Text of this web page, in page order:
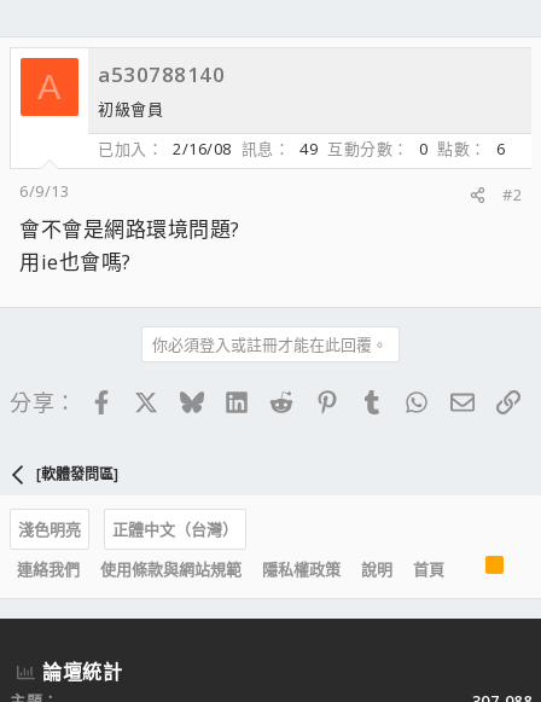
A a530788140
初級會員
已加入
2/16/08 訊息 49 互動分數 0 點數
6
6/9/13
#2
會不會是網路環境問題?
用ie也會嗎?
你必須登入或註冊才能在此回覆。
分享： FacebookBlueskyLinkedIn
Reddit PinterestTumblrWhatsApp
電子
[軟體發問區]
淺色明亮
正體中文（台灣）
連絡我們
使用條款與網站規範 隱私權政策 說明 首頁
S
論壇統計